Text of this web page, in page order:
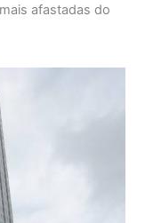
afastadas do